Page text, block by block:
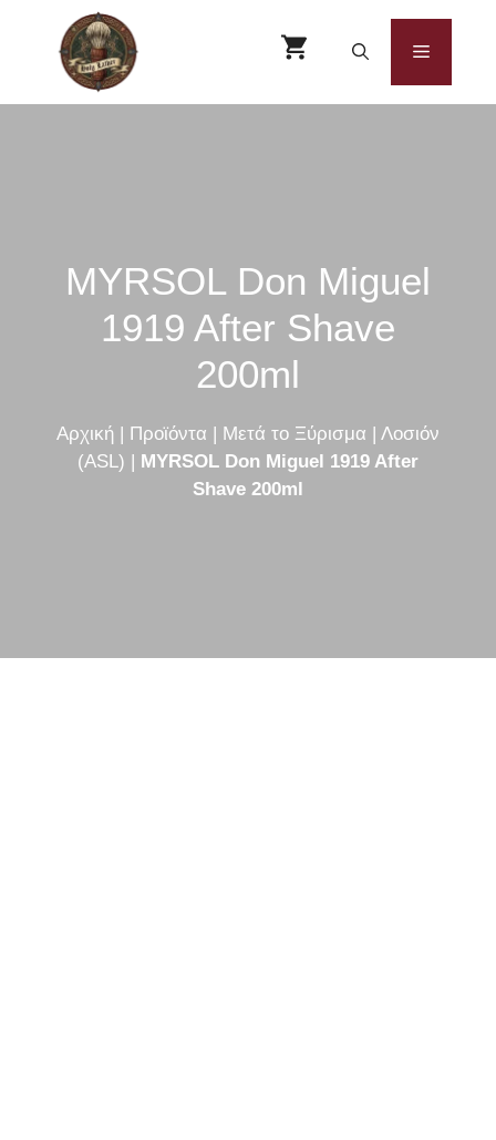
Μετάβαση
περιεχόμενο
Μενού
MYRSOL Don Miguel
1919 After Shave
200ml
Αρχική | Προϊόντα | Μετά το Ξύρισμα | Λοσιόν
(ASL) | MYRSOL Don Miguel 1919 After
Shave 200ml